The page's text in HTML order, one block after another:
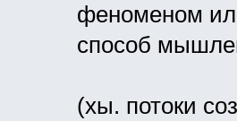
феноменом
способ
(хы. потоки